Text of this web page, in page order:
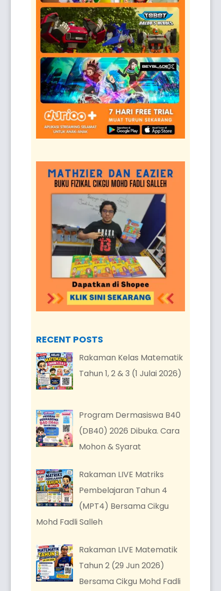
RECENT POSTS
Rakaman Kelas Matematik
Tahun 1, 2 & 3 (1 Julai 2026)
Program Dermasiswa B40
(DB40) 2026 Dibuka. Cara
Mohon & Syarat
Rakaman LIVE Matriks
Pembelajaran Tahun 4
(MPT4) Bersama Cikgu
Mohd Fadli Salleh
Rakaman LIVE Matematik
Tahun 2 (29 Jun 2026)
Bersama Cikgu Mohd Fadli